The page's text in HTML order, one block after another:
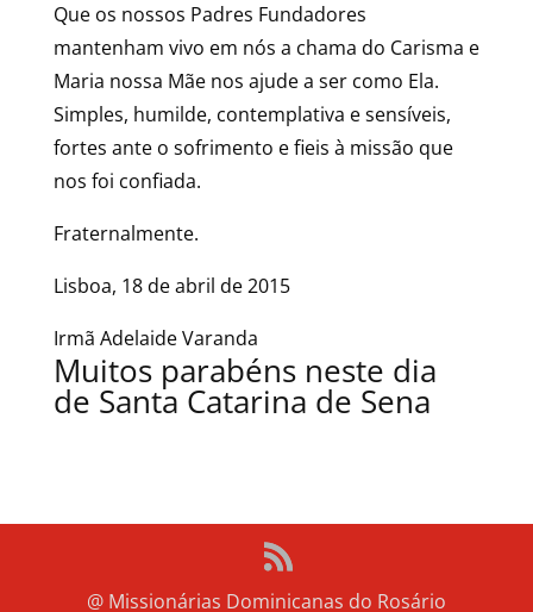
Que os nossos Padres Fundadores
mantenham vivo em nós a chama do Carisma e
Maria nossa Mãe nos ajude a ser como Ela.
Simples, humilde, contemplativa e sensíveis,
fortes ante o sofrimento e fieis à missão que
nos foi confiada.
Fraternalmente.
Lisboa, 18 de abril de 2015
Irmã Adelaide Varanda
Muitos parabéns neste dia
de Santa Catarina de Sena
@ Missionárias Dominicanas do Rosário